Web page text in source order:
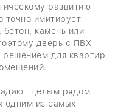
развитию
точно имитирует
камень или
дверь с ПВХ
для квартир,
целым рядом
одним из самых